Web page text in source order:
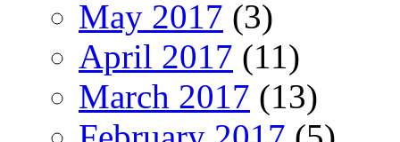
May 2017 (3)
April 2017 (11)
March 2017 (13)